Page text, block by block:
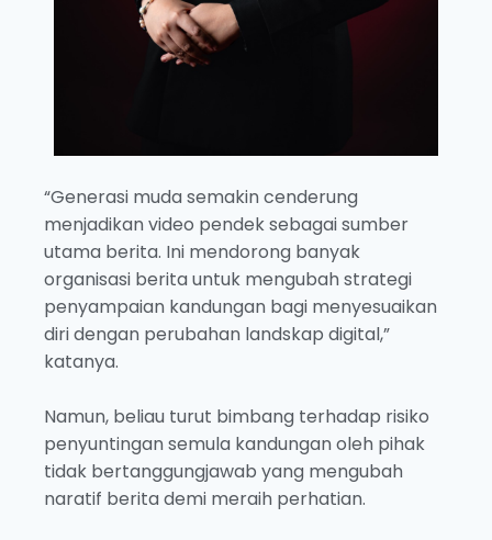
“Generasi muda semakin cenderung
menjadikan video pendek sebagai sumber
utama berita. Ini mendorong banyak
organisasi berita untuk mengubah strategi
penyampaian kandungan bagi menyesuaikan
diri dengan perubahan landskap digital,”
katanya.
Namun, beliau turut bimbang terhadap risiko
penyuntingan semula kandungan oleh pihak
tidak bertanggungjawab yang mengubah
naratif berita demi meraih perhatian.